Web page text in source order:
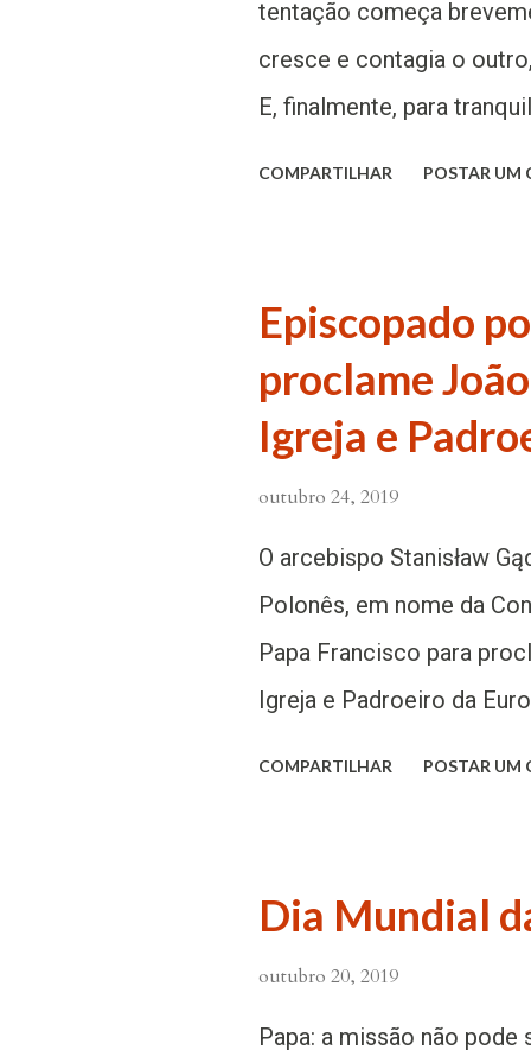
tentação começa
cresce e contagia o
E, finalmente, para
Igreja desde às
inglês antigo, era
os santos). Mais tarde,
raízes celtas No século
festividade do sol,
COMPARTILHAR POSTAR UM
Episcopado
proclame
Igreja e
outubro 24, 2019
O arcebispo Stanisław
Polonês, em nome da
Papa Francisco para
Igreja e Padroeiro da
essas importantes
Igreja universal, o
Pontificado do Papa
COMPARTILHAR POSTAR UM
Dia Mundial
outubro 20, 2019
Papa: a missão não